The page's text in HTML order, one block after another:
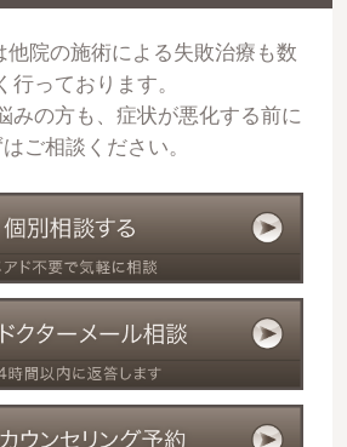
他院の施術による失敗治療も数
行っております。
みの方も、症状が悪化する前に
はご相談ください。